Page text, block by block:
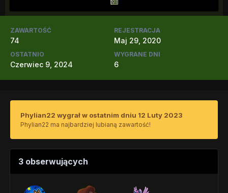
ZAWARTOŚĆ
74
REJESTRACJA
Maj 29, 2020
OSTATNIO
Czerwiec 9, 2024
WYGRANE DNI
6
Phylian22 wygrał w ostatnim dniu 12 Luty 2023
Phylian22 ma najbardziej lubianą zawartość!
3 obserwujących